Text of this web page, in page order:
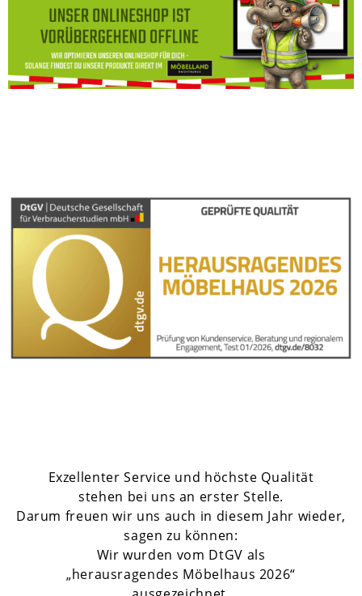
Exzellenter Service und höchste Qualität
stehen bei uns an erster Stelle.
Darum freuen wir uns auch in diesem Jahr wieder,
sagen zu können:
Wir wurden vom DtGV als
„herausragendes Möbelhaus 2026“